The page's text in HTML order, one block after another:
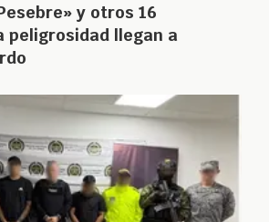
y otros 16
peligrosidad llegan a